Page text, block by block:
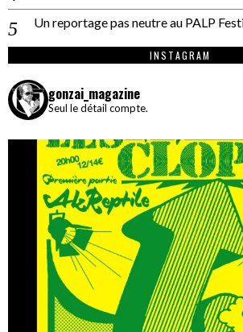
Un reportage pas neutre au PALP
INSTAGRAM
gonzai_magazine
Seul le détail compte.